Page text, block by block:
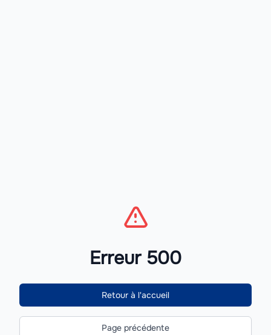
Erreur 500
Retour à l'accueil
Page précédente